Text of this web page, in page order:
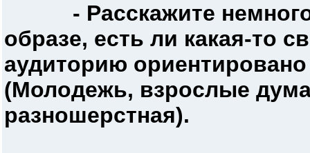
- Расскажите
образе, есть ли какая-то
аудиторию
(Молодежь, взрослые
разношерстная).